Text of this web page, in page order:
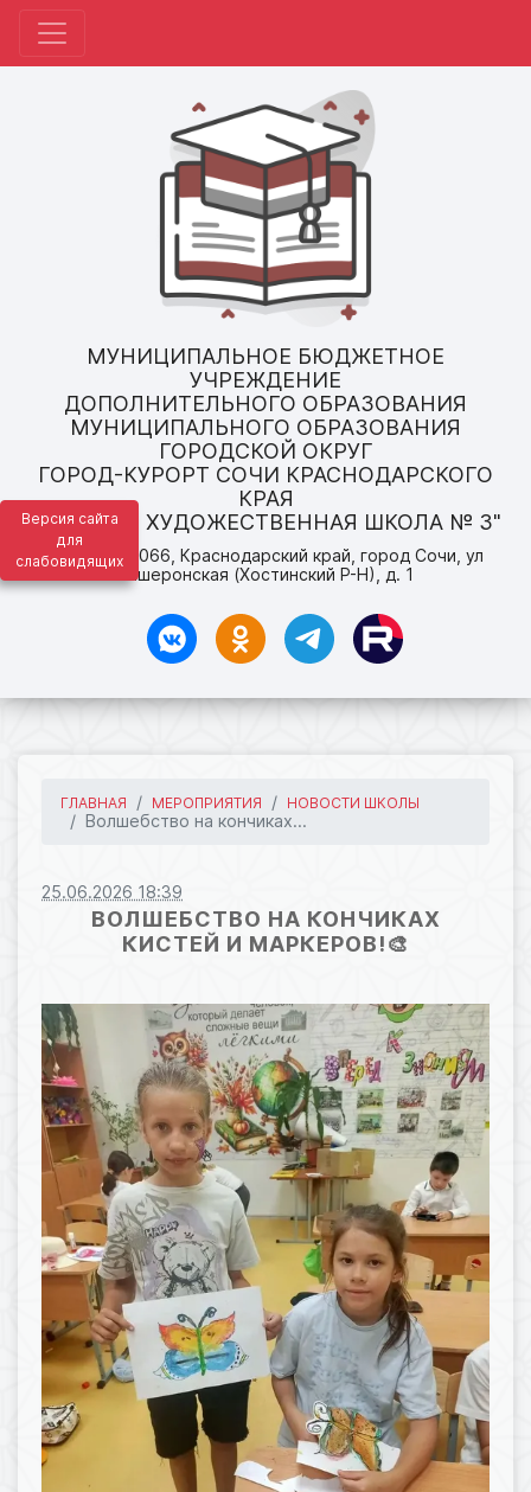
Версия сайта
для
слабовидящих
МУНИЦИПАЛЬНОЕ БЮДЖЕТНОЕ
УЧРЕЖДЕНИЕ
ДОПОЛНИТЕЛЬНОГО ОБРАЗОВАНИЯ
МУНИЦИПАЛЬНОГО ОБРАЗОВАНИЯ
ГОРОДСКОЙ ОКРУГ
ГОРОД-КУРОРТ СОЧИ КРАСНОДАРСКОГО
КРАЯ
"ДЕТСКАЯ ХУДОЖЕСТВЕННАЯ ШКОЛА № 3"
адрес: 354066, Краснодарский край, город Сочи, ул
Апшеронская (Хостинский Р-Н), д. 1
ГЛАВНАЯ МЕРОПРИЯТИЯ НОВОСТИ ШКОЛЫ
Волшебство на кончиках...
25.06.2026 18:39
ВОЛШЕБСТВО НА КОНЧИКАХ
КИСТЕЙ И МАРКЕРОВ!🎨